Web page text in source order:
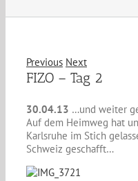
Previous Next
FIZO – Tag 2
30.04.13 …und weiter
Auf dem Heimweg hat
Karlsruhe im Stich
Schweiz geschafft…